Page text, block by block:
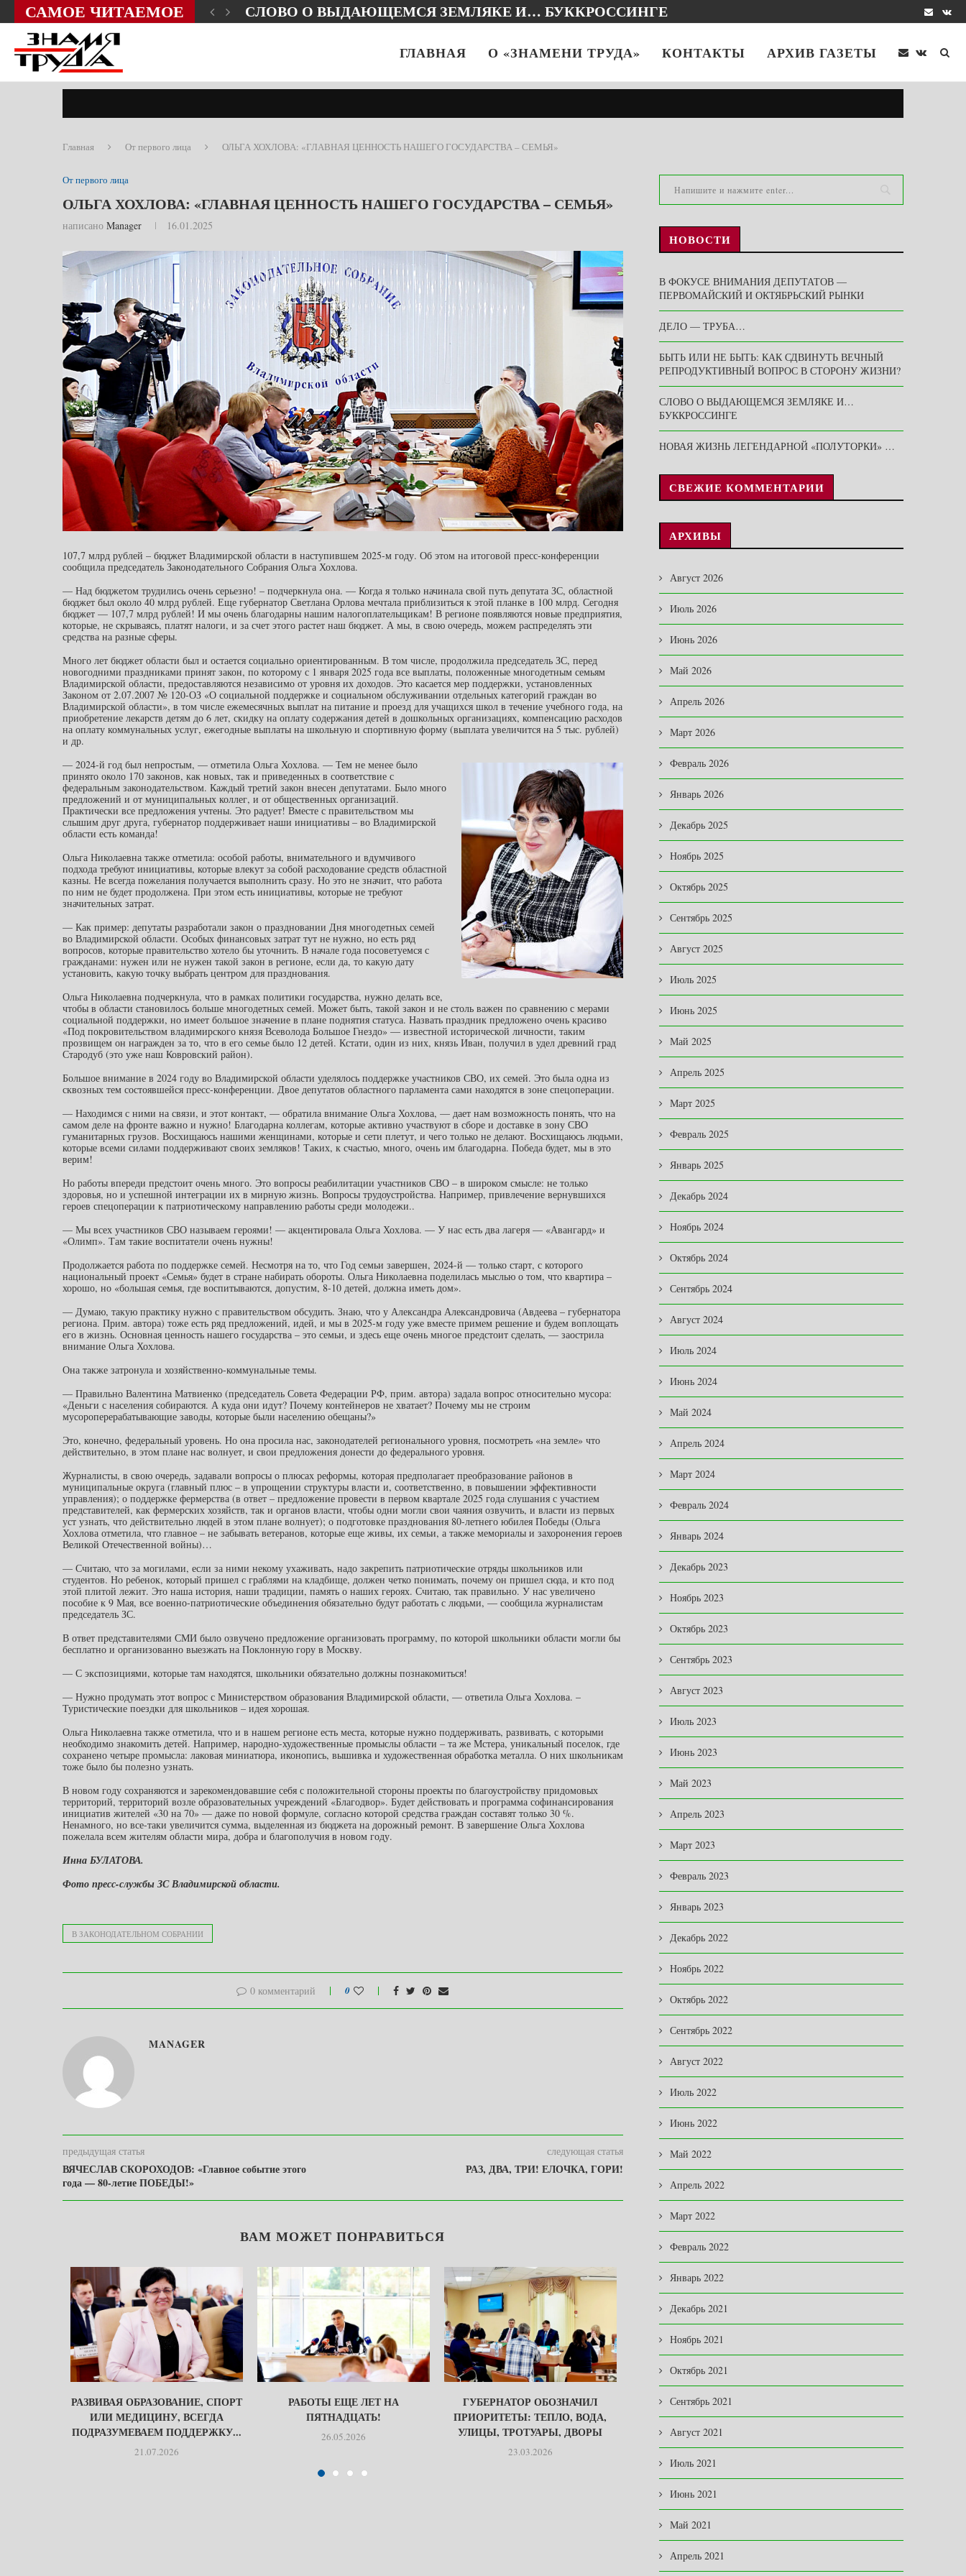
САМОЕ ЧИТАЕМОЕ СЛОВО О ВЫДАЮЩЕМСЯ ЗЕМЛЯКЕ И… БУККРОССИНГЕ
ГЛАВНАЯ О «ЗНАМЕНИ ТРУДА» КОНТАКТЫ АРХИВ ГАЗЕТЫ
Главная От первого лица ОЛЬГА ХОХЛОВА: «ГЛАВНАЯ ЦЕННОСТЬ НАШЕГО ГОСУДАРСТВА – СЕМЬЯ»
От первого лица
ОЛЬГА ХОХЛОВА: «ГЛАВНАЯ ЦЕННОСТЬ НАШЕГО ГОСУДАРСТВА – СЕМЬЯ»
написано Manager 16.01.2025
107,7 млрд рублей – бюджет Владимирской области в наступившем 2025-м году. Об этом на итоговой пресс-конференции
сообщила председатель Законодательного Собрания Ольга Хохлова.
— Над бюджетом трудились очень серьезно! – подчеркнула она. — Когда я только начинала свой путь депутата ЗС, областной
бюджет был около 40 млрд рублей. Еще губернатор Светлана Орлова мечтала приблизиться к этой планке в 100 млрд. Сегодня
бюджет — 107,7 млрд рублей! И мы очень благодарны нашим налогоплательщикам! В регионе появляются новые предприятия,
которые, не скрываясь, платят налоги, и за счет этого растет наш бюджет. А мы, в свою очередь, можем распределять эти
средства на разные сферы.
Много лет бюджет области был и остается социально ориентированным. В том числе, продолжила председатель ЗС, перед
новогодними праздниками принят закон, по которому с 1 января 2025 года все выплаты, положенные многодетным семьям
Владимирской области, предоставляются независимо от уровня их доходов. Это касается мер поддержки, установленных
Законом от 2.07.2007 № 120-ОЗ «О социальной поддержке и социальном обслуживании отдельных категорий граждан во
Владимирской области», в том числе ежемесячных выплат на питание и проезд для учащихся школ в течение учебного года, на
приобретение лекарств детям до 6 лет, скидку на оплату содержания детей в дошкольных организациях, компенсацию расходов
на оплату коммунальных услуг, ежегодные выплаты на школьную и спортивную форму (выплата увеличится на 5 тыс. рублей)
и др.
— 2024-й год был непростым, — отметила Ольга Хохлова. — Тем не менее было
принято около 170 законов, как новых, так и приведенных в соответствие с
федеральным законодательством. Каждый третий закон внесен депутатами. Было много
предложений и от муниципальных коллег, и от общественных организаций.
Практически все предложения учтены. Это радует! Вместе с правительством мы
слышим друг друга, губернатор поддерживает наши инициативы – во Владимирской
области есть команда!
Ольга Николаевна также отметила: особой работы, внимательного и вдумчивого
подхода требуют инициативы, которые влекут за собой расходование средств областной
казны. Не всегда пожелания получается выполнить сразу. Но это не значит, что работа
по ним не будет продолжена. При этом есть инициативы, которые не требуют
значительных затрат.
— Как пример: депутаты разработали закон о праздновании Дня многодетных семей
во Владимирской области. Особых финансовых затрат тут не нужно, но есть ряд
вопросов, которые правительство хотело бы уточнить. В начале года посоветуемся с
гражданами: нужен или не нужен такой закон в регионе, если да, то какую дату
установить, какую точку выбрать центром для празднования.
Ольга Николаевна подчеркнула, что в рамках политики государства, нужно делать все,
чтобы в области становилось больше многодетных семей. Может быть, такой закон и не столь важен по сравнению с мерами
социальной поддержки, но имеет большое значение в плане поднятия статуса. Назвать праздник предложено очень красиво
«Под покровительством владимирского князя Всеволода Большое Гнездо» — известной исторической личности, таким
прозвищем он награжден за то, что в его семье было 12 детей. Кстати, один из них, князь Иван, получил в удел древний град
Стародуб (это уже наш Ковровский район).
Большое внимание в 2024 году во Владимирской области уделялось поддержке участников СВО, их семей. Это была одна из
сквозных тем состоявшейся пресс-конференции. Двое депутатов областного парламента сами находятся в зоне спецоперации.
— Находимся с ними на связи, и этот контакт, — обратила внимание Ольга Хохлова, — дает нам возможность понять, что на
самом деле на фронте важно и нужно! Благодарна коллегам, которые активно участвуют в сборе и доставке в зону СВО
гуманитарных грузов. Восхищаюсь нашими женщинами, которые и сети плетут, и чего только не делают. Восхищаюсь людьми,
которые всеми силами поддерживают своих земляков! Таких, к счастью, много, очень им благодарна. Победа будет, мы в это
верим!
Но работы впереди предстоит очень много. Это вопросы реабилитации участников СВО – в широком смысле: не только
здоровья, но и успешной интеграции их в мирную жизнь. Вопросы трудоустройства. Например, привлечение вернувшихся
героев спецоперации к патриотическому направлению работы среди молодежи..
— Мы всех участников СВО называем героями! — акцентировала Ольга Хохлова. — У нас есть два лагеря — «Авангард» и
«Олимп». Там такие воспитатели очень нужны!
Продолжается работа по поддержке семей. Несмотря на то, что Год семьи завершен, 2024-й — только старт, с которого
национальный проект «Семья» будет в стране набирать обороты. Ольга Николаевна поделилась мыслью о том, что квартира –
хорошо, но «большая семья, где воспитываются, допустим, 8-10 детей, должна иметь дом».
— Думаю, такую практику нужно с правительством обсудить. Знаю, что у Александра Александровича (Авдеева – губернатора
региона. Прим. автора) тоже есть ряд предложений, идей, и мы в 2025-м году уже вместе примем решение и будем воплощать
его в жизнь. Основная ценность нашего государства – это семьи, и здесь еще очень многое предстоит сделать, — заострила
внимание Ольга Хохлова.
Она также затронула и хозяйственно-коммунальные темы.
— Правильно Валентина Матвиенко (председатель Совета Федерации РФ, прим. автора) задала вопрос относительно мусора:
«Деньги с населения собираются. А куда они идут? Почему контейнеров не хватает? Почему мы не строим
мусороперерабатывающие заводы, которые были населению обещаны?»
Это, конечно, федеральный уровень. Но она просила нас, законодателей регионального уровня, посмотреть «на земле» что
действительно, в этом плане нас волнует, и свои предложения донести до федерального уровня.
Журналисты, в свою очередь, задавали вопросы о плюсах реформы, которая предполагает преобразование районов в
муниципальные округа (главный плюс – в упрощении структуры власти и, соответственно, в повышении эффективности
управления); о поддержке фермерства (в ответ – предложение провести в первом квартале 2025 года слушания с участием
представителей, как фермерских хозяйств, так и органов власти, чтобы одни могли свои чаяния озвучить, и власти из первых
уст узнать, что действительно людей в этом плане волнует); о подготовке празднования 80-летнего юбилея Победы (Ольга
Хохлова отметила, что главное – не забывать ветеранов, которые еще живы, их семьи, а также мемориалы и захоронения героев
Великой Отечественной войны)…
— Считаю, что за могилами, если за ними некому ухаживать, надо закрепить патриотические отряды школьников или
студентов. Но ребенок, который пришел с граблями на кладбище, должен четко понимать, почему он пришел сюда, и кто под
этой плитой лежит. Это наша история, наши традиции, память о наших героях. Считаю, так правильно. У нас увеличено
пособие к 9 Мая, все военно-патриотические объединения обязательно будут работать с людьми, — сообщила журналистам
председатель ЗС.
В ответ представителями СМИ было озвучено предложение организовать программу, по которой школьники области могли бы
бесплатно и организованно выезжать на Поклонную гору в Москву.
— С экспозициями, которые там находятся, школьники обязательно должны познакомиться!
— Нужно продумать этот вопрос с Министерством образования Владимирской области, — ответила Ольга Хохлова. –
Туристические поездки для школьников – идея хорошая.
Ольга Николаевна также отметила, что и в нашем регионе есть места, которые нужно поддерживать, развивать, с которыми
необходимо знакомить детей. Например, народно-художественные промыслы области – та же Мстера, уникальный поселок, где
сохранено четыре промысла: лаковая миниатюра, иконопись, вышивка и художественная обработка металла. О них школьникам
тоже было бы полезно узнать.
В новом году сохраняются и зарекомендовавшие себя с положительной стороны проекты по благоустройству придомовых
территорий, территорий возле образовательных учреждений «Благодвор». Будет действовать и программа софинансирования
инициатив жителей «30 на 70» — даже по новой формуле, согласно которой средства граждан составят только 30 %.
Ненамного, но все-таки увеличится сумма, выделенная из бюджета на дорожный ремонт. В завершение Ольга Хохлова
пожелала всем жителям области мира, добра и благополучия в новом году.
Инна БУЛАТОВА.
Фото пресс-службы ЗС Владимирской области.
В ЗАКОНОДАТЕЛЬНОМ СОБРАНИИ
0 комментарий 0
MANAGER
предыдущая статья
ВЯЧЕСЛАВ СКОРОХОДОВ: «Главное событие этого
года — 80-летие ПОБЕДЫ!»
следующая статья
РАЗ, ДВА, ТРИ! ЕЛОЧКА, ГОРИ!
ВАМ МОЖЕТ ПОНРАВИТЬСЯ
РАЗВИВАЯ ОБРАЗОВАНИЕ, СПОРТ
ИЛИ МЕДИЦИНУ, ВСЕГДА
ПОДРАЗУМЕВАЕМ ПОДДЕРЖКУ...
21.07.2026
РАБОТЫ ЕЩЕ ЛЕТ НА
ПЯТНАДЦАТЬ!
26.05.2026
ГУБЕРНАТОР ОБОЗНАЧИЛ
ПРИОРИТЕТЫ: ТЕПЛО, ВОДА,
УЛИЦЫ, ТРОТУАРЫ, ДВОРЫ
23.03.2026
ПРИНЦИП «ВМЕСТЕ С
ЖИТЕЛЯМИ» ДОЛЖЕН
ОСТАВАТЬСЯ ГЛАВНЫМ!
25.02.2026
«Снежная передышка дает
03.02.2026
НОВОСТИ
В ФОКУСЕ ВНИМАНИЯ ДЕПУТАТОВ —
ПЕРВОМАЙСКИЙ И ОКТЯБРЬСКИЙ РЫНКИ
ДЕЛО — ТРУБА…
БЫТЬ ИЛИ НЕ БЫТЬ: КАК СДВИНУТЬ ВЕЧНЫЙ
РЕПРОДУКТИВНЫЙ ВОПРОС В СТОРОНУ ЖИЗНИ?
СЛОВО О ВЫДАЮЩЕМСЯ ЗЕМЛЯКЕ И…
БУККРОССИНГЕ
НОВАЯ ЖИЗНЬ ЛЕГЕНДАРНОЙ «ПОЛУТОРКИ» …
СВЕЖИЕ КОММЕНТАРИИ
АРХИВЫ
Август 2026
Июль 2026
Июнь 2026
Май 2026
Апрель 2026
Март 2026
Февраль 2026
Январь 2026
Декабрь 2025
Ноябрь 2025
Октябрь 2025
Сентябрь 2025
Август 2025
Июль 2025
Июнь 2025
Май 2025
Апрель 2025
Март 2025
Февраль 2025
Январь 2025
Декабрь 2024
Ноябрь 2024
Октябрь 2024
Сентябрь 2024
Август 2024
Июль 2024
Июнь 2024
Май 2024
Апрель 2024
Март 2024
Февраль 2024
Январь 2024
Декабрь 2023
Ноябрь 2023
Октябрь 2023
Сентябрь 2023
Август 2023
Июль 2023
Июнь 2023
Май 2023
Апрель 2023
Март 2023
Февраль 2023
Январь 2023
Декабрь 2022
Ноябрь 2022
Октябрь 2022
Сентябрь 2022
Август 2022
Июль 2022
Июнь 2022
Май 2022
Апрель 2022
Март 2022
Февраль 2022
Январь 2022
Декабрь 2021
Ноябрь 2021
Октябрь 2021
Сентябрь 2021
Август 2021
Июль 2021
Июнь 2021
Май 2021
Апрель 2021